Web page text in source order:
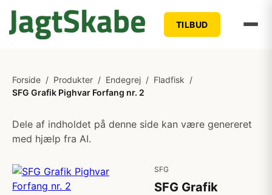
TILBUD
Forside / Produkter / Endegrej / Fladfisk /
SFG Grafik Pighvar Forfang nr. 2
Dele af indholdet på denne side kan være genereret
med hjælp fra AI.
SFG
SFG Grafik